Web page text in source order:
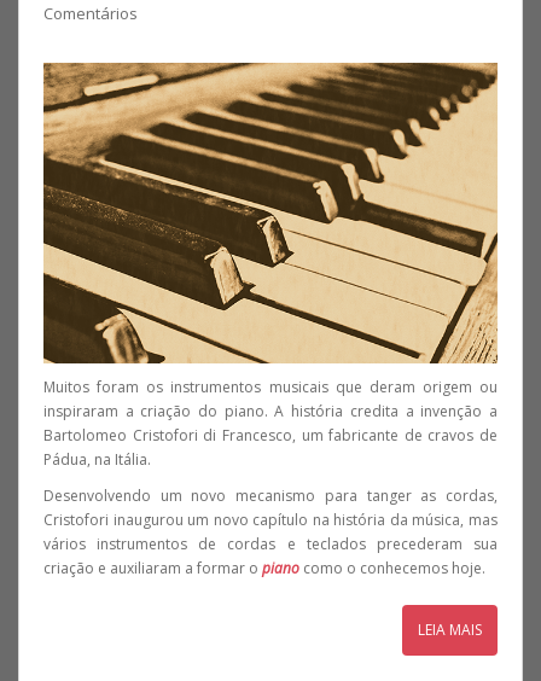
Comentários
Muitos foram os instrumentos musicais que deram origem ou
inspiraram a criação do piano. A história credita a invenção a
Bartolomeo Cristofori di Francesco, um fabricante de cravos de
Pádua, na Itália.
Desenvolvendo um novo mecanismo para tanger as cordas,
Cristofori inaugurou um novo capítulo na história da música, mas
vários instrumentos de cordas e teclados precederam sua
criação e auxiliaram a formar o piano como o conhecemos hoje.
LEIA MAIS